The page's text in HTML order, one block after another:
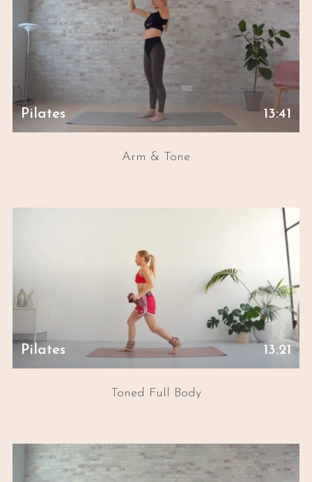
Pilates 13:41
Arm & Tone
Pilates 13:21
Toned Full Body